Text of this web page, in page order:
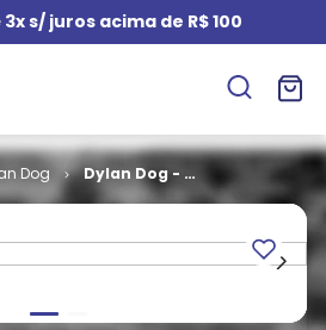
s/ juros acima de R$ 100
Dog
Dylan Dog - 2ª
Série # 08